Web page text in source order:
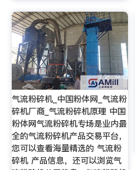
气流粉碎机_中国粉体网_气流粉
碎机厂商_气流粉碎机原理 中国
粉体网气流粉碎机专场是业内最
全的气流粉碎机产品交易平台，
您可以查看海量精选的 气流粉
碎机 产品信息，还可以浏览气